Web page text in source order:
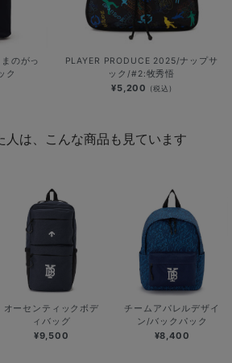
のがっ
ク
PLAYER PRODUCE 2025/ナップサ
ック/#2:牧秀悟
¥5,200 (税込)
人は、こんな商品も見ています
オーセンティックボデ
ィバッグ
¥9,500
チームアパレルデザイ
ン/バックパック
¥8,400